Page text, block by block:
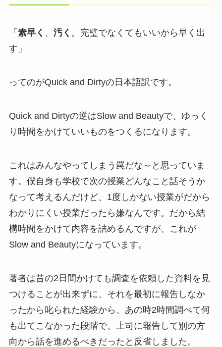
「 素早く 、 汚く 。完璧でなくてもいいから早く出
す」
ってのがQuick and Dirtyの日本語訳です。
Quick and Dirtyの逆はSlow and Beautyで、ゆっく
り時間をかけていいものをつくるになります。
これはみんなやってしまう罠だな～と思っていま
す。僕自身も学校で次の授業どんなこと話そうか
なって考えるんだけど、1度しかない授業がだから
わかりにくい授業だったら嫌なんです。だから結
構時間をかけて内容を詰めるんですが、これが
Slow and Beautyになっています。
著者は昔の2日間かけても調査を依頼した資料を見
つけることが出来ずに、それを最初に報告しなか
ったから叱られた経験から、あの時2時間調べて何
も出てこなかった段階で、上司に報告して別の方
向から話を進めるべきだったと反省しました。